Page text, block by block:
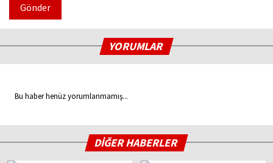
Gönder
YORUMLAR
Bu haber henüz yorumlanmamış...
DİĞER HABERLER